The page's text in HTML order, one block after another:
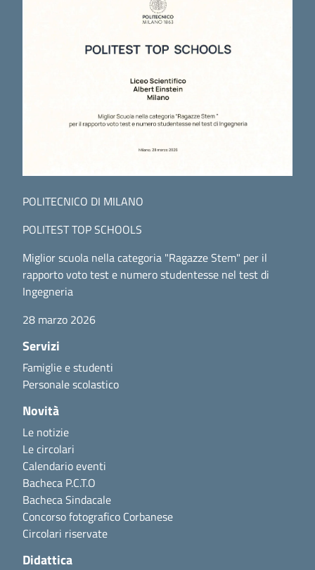
POLITECNICO DI MILANO
POLITEST TOP SCHOOLS
Miglior scuola nella categoria "Ragazze Stem" per il
rapporto voto test e numero studentesse nel test di
Ingegneria
28 marzo 2026
Servizi
Famiglie e studenti
Personale scolastico
Novità
Le notizie
Le circolari
Calendario eventi
Bacheca P.C.T.O
Bacheca Sindacale
Concorso fotografico Corbanese
Circolari riservate
Didattica